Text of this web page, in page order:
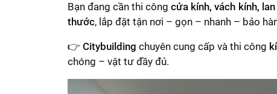
Bạn đang cần thi côngcửa kính, vách kính,
thước, lắp đặt tận nơi – gọn – nhanh – bảo
👉 Citybuilding chuyên cung cấp và thi công
chóng – vật tư đầy đủ.